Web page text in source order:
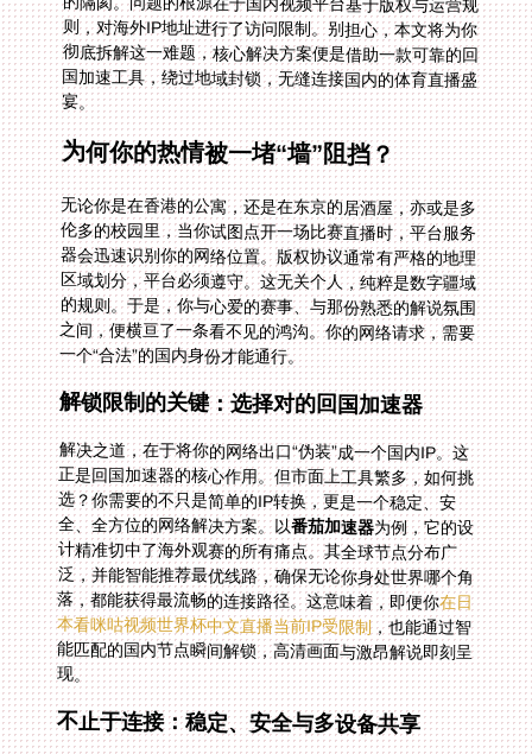
宴。
为何你的热情被一堵“墙”阻挡？
无论你是在香港的公寓，还是在东京的居酒屋，亦或是多
伦多的校园里，当你试图点开一场比赛直播时，平台服务
器会迅速识别你的网络位置。版权协议通常有严格的地理
区域划分，平台必须遵守。这无关个人，纯粹是数字疆域
的规则。于是，你与心爱的赛事、与那份熟悉的解说氛围
之间，便横亘了一条看不见的鸿沟。你的网络请求，需要
一个“合法”的国内身份才能通行。
解锁限制的关键：选择对的回国加速器
解决之道，在于将你的网络出口“伪装”成一个国内IP。这
正是回国加速器的核心作用。但市面上工具繁多，如何挑
选？你需要的不只是简单的IP转换，更是一个稳定、安
全、全方位的网络解决方案。以番茄加速器为例，它的设
计精准切中了海外观赛的所有痛点。其全球节点分布广
泛，并能智能推荐最优线路，确保无论你身处世界哪个角
落，都能获得最流畅的连接路径。这意味着，即便你在日
本看咪咕视频世界杯中文直播当前IP受限制，也能通过智
能匹配的国内节点瞬间解锁，高清画面与激昂解说即刻呈
现。
不止于连接：稳定、安全与多设备共享